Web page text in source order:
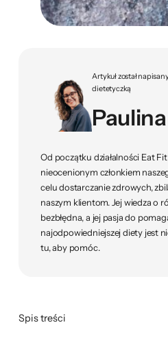
Artykuł został
dietetyczką
Od początku działalności Eat
nieocenionym członkiem
celu dostarczanie zdrowych,
naszym klientom. Jej wiedza o
bezbłędna, a jej pasja do
najodpowiedniejszej diety jest
tu, aby pomóc.
Spis treści